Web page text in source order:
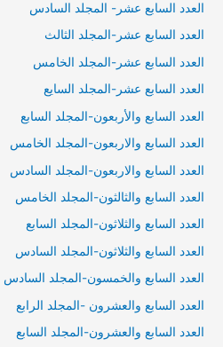
العدد السابع عشر- المجلد السادس
العدد السابع عشر-المجلد الثالث
العدد السابع عشر-المجلد الخامس
العدد السابع عشر-المجلد السايع
العدد السابع والأربعون-المجلد السابع
العدد السابع والاربعون-المجلد الخامس
العدد السابع والاربعون-المجلد السادس
العدد السابع والثالثون-المجلد الخامس
العدد السابع والثلاثون-المجلد السابع
العدد السابع والثلاثون-المجلد السادس
العدد السابع والخمسون-المجلد السادس
العدد السابع والعشرون -المجلد الرابع
العدد السابع والعشرون-المجلد السابع